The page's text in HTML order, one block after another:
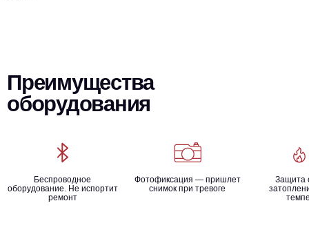
Преимущества
оборудования
Беспроводное
оборудование. Не испортит
ремонт
Фотофиксация — пришлет
снимок при тревоге
Защита